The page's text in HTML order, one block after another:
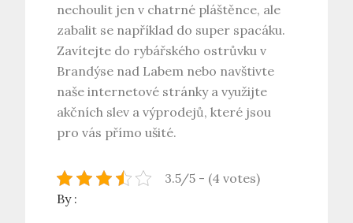
nechoulit jen v chatrné pláštěnce, ale
zabalit se například do super spacáku.
Zavítejte do rybářského ostrůvku v
Brandýse nad Labem nebo navštivte
naše internetové stránky a využijte
akčních slev a výprodejů, které jsou
pro vás přímo ušité.
3.5/5 - (4 votes)
By :